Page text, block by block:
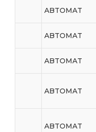
ABTOMAT
ABTOMAT
ABTOMAT
ABTOMAT
ABTOMAT